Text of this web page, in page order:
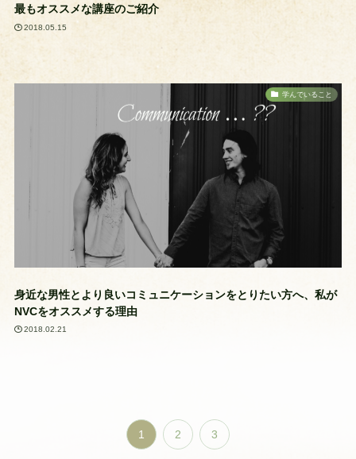
最もオススメな講座のご紹介
2018.05.15
学んでいること
身近な男性とより良いコミュニケーションをとりたい方へ、私が
NVCをオススメする理由
2018.02.21
1 2 3